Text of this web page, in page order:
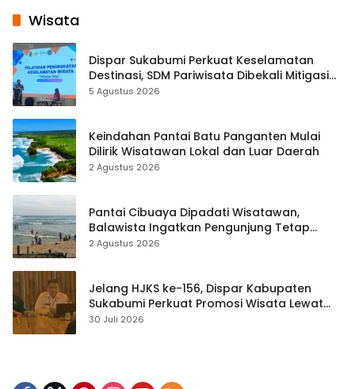
Wisata
Dispar Sukabumi Perkuat Keselamatan
Destinasi, SDM Pariwisata Dibekali Mitigasi
hingga Teknik Evakuasi
5 Agustus 2026
Keindahan Pantai Batu Panganten Mulai
Dilirik Wisatawan Lokal dan Luar Daerah
2 Agustus 2026
Pantai Cibuaya Dipadati Wisatawan,
Balawista Ingatkan Pengunjung Tetap
Waspada
2 Agustus 2026
Jelang HJKS ke-156, Dispar Kabupaten
Sukabumi Perkuat Promosi Wisata Lewat
Publikasi Digital
30 Juli 2026